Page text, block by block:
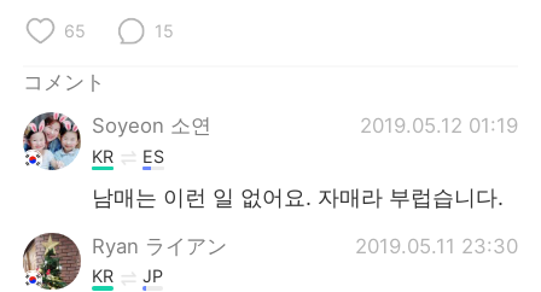
65 15
コメント
Soyeon 소연
2019.05.12 01:19
KR ES
남매는 이런 일 없어요. 자매라 부럽습니다.
Ryan ライアン 2019.05.11 23:30
KR JP